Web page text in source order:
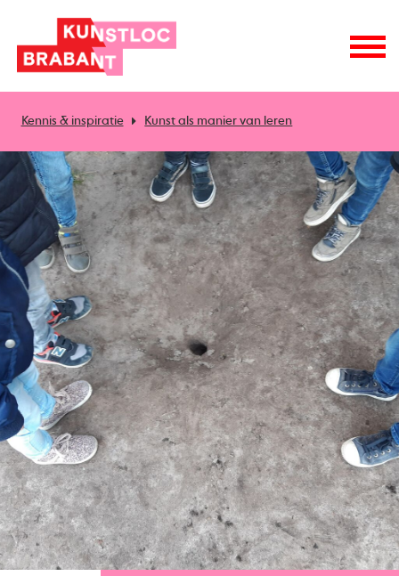
Kennis & inspiratie Kunst als manier van leren